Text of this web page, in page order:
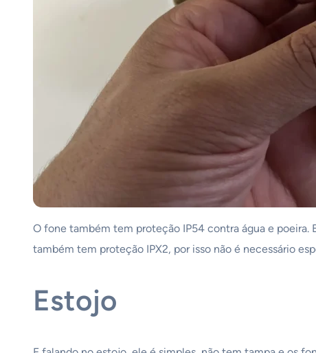
O fone também tem proteção IP54 contra água e poeira.
também tem proteção IPX2, por isso não é necessário
Estojo